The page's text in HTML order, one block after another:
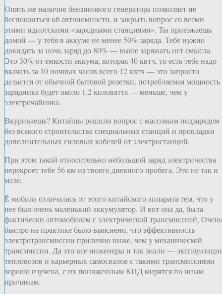
Опять же наличие бензинового генератора позволяет не
беспокоиться об автономности, и закрыть вопрос со всеми
этими идиотскими «зарядными станциями». Ты приезжаешь
домой — у тебя в аккуме не менее 50% заряда. Тебе нужно
докидать за ночь заряд до 80% — выше заряжать нет смысла.
Это 30% от емкости аккума, которая 40 квтч, то есть тебе надо
вкачать за 10 ночных часов всего 12 квтч — это запросто
делается от обычной бытовой розетки, потребляемая мощность
зарядника будет около 1.2 киловатта — меньше, чем у
электрочайника.
Вкуриваешь? Китайцы решили вопрос с массовым подзарядом
без всякого строительства специальных станций и прокладки
дополнительных силовых кабелей от электростанций.
При этом такой относительно небольшой заряд электричества
перекроет тебе 56 км из твоего дневного пробега. Это не так и
мало.
Ё-мобила отличалась от этого китайского аппарата тем, что у
нее был очень маленький аккумулятор. И вот она да, была
фактически автомобилем с электрической трансмиссией, Очень
быстро на практике было выяснено, что эффективность
электротрансмиссии прилично ниже, чем у механической
трансмиссии. Да это все инженеры и так знали —
тепловозов и карьерных самосвалов с такими трансмиссиями
хорошо изучена, с их пониженным КПД мирятся по иным
причинам.